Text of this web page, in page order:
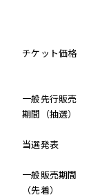
チケット価格
一般先行販売
期間（抽選）
当選発表
一般販売期間
（先着）